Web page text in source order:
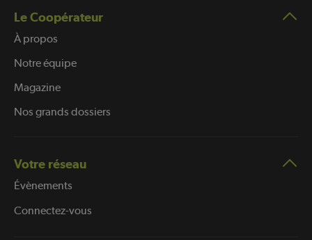
Le Coopérateur
À propos
Notre équipe
Magazine
Nos grands dossiers
Votre réseau
Évènements
Connectez-vous